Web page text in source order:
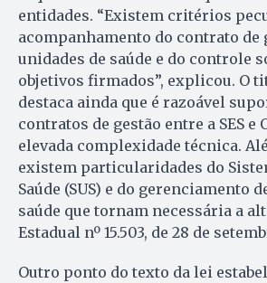
entidades. “Existem critérios
acompanhamento do contrato de
unidades de saúde e do controle
objetivos firmados”, explicou. O
destaca ainda que é razoável
contratos de gestão entre a SES e
elevada complexidade técnica.
existem particularidades do
Saúde (SUS) e do gerenciamento
saúde que tornam necessária a
Estadual nº 15.503, de 28 de
Outro ponto do texto da lei